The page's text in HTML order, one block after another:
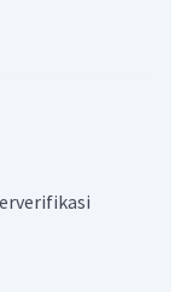
sehingga
benda tersebut
maksimum